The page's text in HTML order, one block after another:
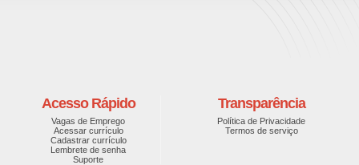
Acesso Rápido
Vagas de Emprego
Acessar currículo
Cadastrar currículo
Lembrete de senha
Suporte
Transparência
Política de Privacidade
Termos de serviço